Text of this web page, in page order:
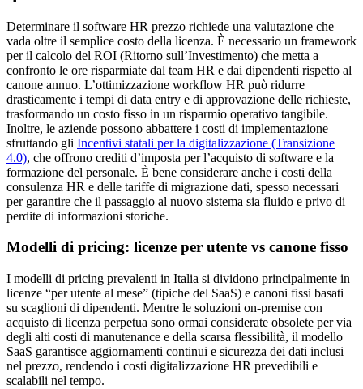
Determinare il software HR prezzo richiede una valutazione che
vada oltre il semplice costo della licenza. È necessario un framework
per il calcolo del ROI (Ritorno sull’Investimento) che metta a
confronto le ore risparmiate dal team HR e dai dipendenti rispetto al
canone annuo. L’ottimizzazione workflow HR può ridurre
drasticamente i tempi di data entry e di approvazione delle richieste,
trasformando un costo fisso in un risparmio operativo tangibile.
Inoltre, le aziende possono abbattere i costi di implementazione
sfruttando gli Incentivi statali per la digitalizzazione (Transizione
4.0), che offrono crediti d’imposta per l’acquisto di software e la
formazione del personale. È bene considerare anche i costi della
consulenza HR e delle tariffe di migrazione dati, spesso necessari
per garantire che il passaggio al nuovo sistema sia fluido e privo di
perdite di informazioni storiche.
Modelli di pricing: licenze per utente vs canone fisso
I modelli di pricing prevalenti in Italia si dividono principalmente in
licenze “per utente al mese” (tipiche del SaaS) e canoni fissi basati
su scaglioni di dipendenti. Mentre le soluzioni on-premise con
acquisto di licenza perpetua sono ormai considerate obsolete per via
degli alti costi di manutenance e della scarsa flessibilità, il modello
SaaS garantisce aggiornamenti continui e sicurezza dei dati inclusi
nel prezzo, rendendo i costi digitalizzazione HR prevedibili e
scalabili nel tempo.